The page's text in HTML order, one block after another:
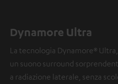
Dynamore Ultra
La tecnologia Dynamore®
un suono surround
a radiazione laterale, senza